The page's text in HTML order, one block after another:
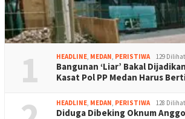
1 HEADLINE, MEDAN, PERISTIWA 129 Dilihat
Bangunan ‘Liar’ Bakal
Kasat Pol PP Medan Harus
HEADLINE, MEDAN, PERISTIWA 128 Dilihat
Diduga Dibeking Oknum